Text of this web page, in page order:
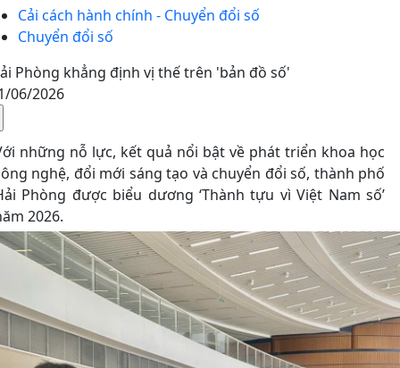
Cải cách hành chính - Chuyển đổi số
Chuyển đổi số
Phòng khẳng định vị thế trên 'bản đồ số'
06/2026
những nỗ lực, kết quả nổi bật về phát triển khoa học
nghệ, đổi mới sáng tạo và chuyển đổi số, thành phố
Phòng được biểu dương ‘Thành tựu vì Việt Nam số’
2026.